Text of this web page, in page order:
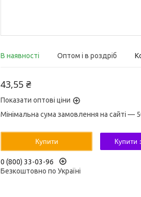
В наявності Оптом і в роздріб
43,55 ₴
Показати оптові ціни
Мінімальна сума замовлення на сайті —
Купити Купити
0 (800) 33-03-96
Безкоштовно по Україні